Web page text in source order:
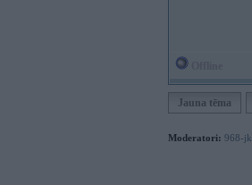
Jauna tēma
Moderatori: 968-jk